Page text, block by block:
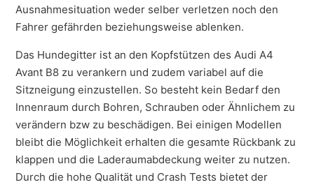
Ausnahmesituation weder selber verletzen noch den
Fahrer gefährden beziehungsweise ablenken.
Das Hundegitter ist an den Kopfstützen des Audi A4
Avant B8 zu verankern und zudem variabel auf die
Sitzneigung einzustellen. So besteht kein Bedarf den
Innenraum durch Bohren, Schrauben oder Ähnlichem zu
verändern bzw zu beschädigen. Bei einigen Modellen
bleibt die Möglichkeit erhalten die gesamte Rückbank zu
klappen und die Laderaumabdeckung weiter zu nutzen.
Durch die hohe Qualität und Crash Tests bietet der